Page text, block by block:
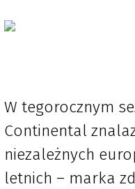
W tegorocznym
Continental
niezależnych
letnich – marka